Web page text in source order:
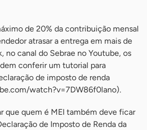
de 20% da contribuição mensal
atrasar a entrega em mais de
no canal do Sebrae no Youtube, os
conferir um tutorial para
de imposto de renda
watch?v=7DW86f0lano).
que quem é MEI também deve ficar
de Imposto de Renda da